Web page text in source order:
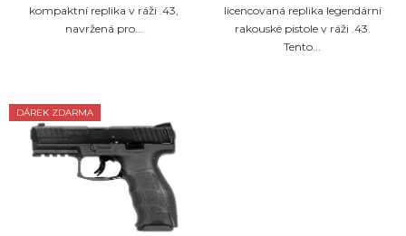
kompaktní replika v ráži .43,
navržená pro...
licencovaná replika legendární
rakouské pistole v ráži .43.
Tento...
DÁREK ZDARMA